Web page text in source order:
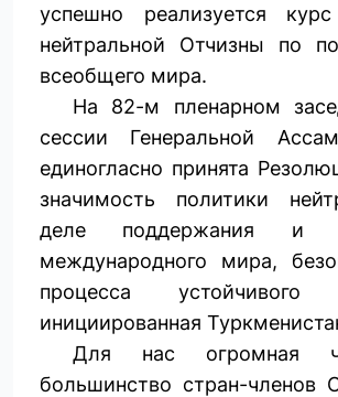
успешно реализуется
нейтральной Отчизны по
всеобщего мира.
На 82-м пленарном
сессии Генеральной
единогласно принята
значимость политики
деле поддержания и
международного мира,
процесса устойчивого
инициированная
Для нас огромная
большинство стран-членов